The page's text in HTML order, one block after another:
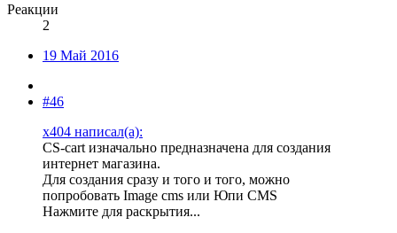
Реакции
2
19 Май 2016
#46
x404 написал(а):
CS-cart изначально предназначена для создания
интернет магазина.
Для создания сразу и того и того, можно
попробовать Image cms или Юпи CMS
Нажмите для раскрытия...